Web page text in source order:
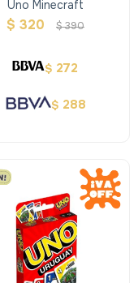
Uno Minecraft
$ 320 $390
$ 272
$ 288